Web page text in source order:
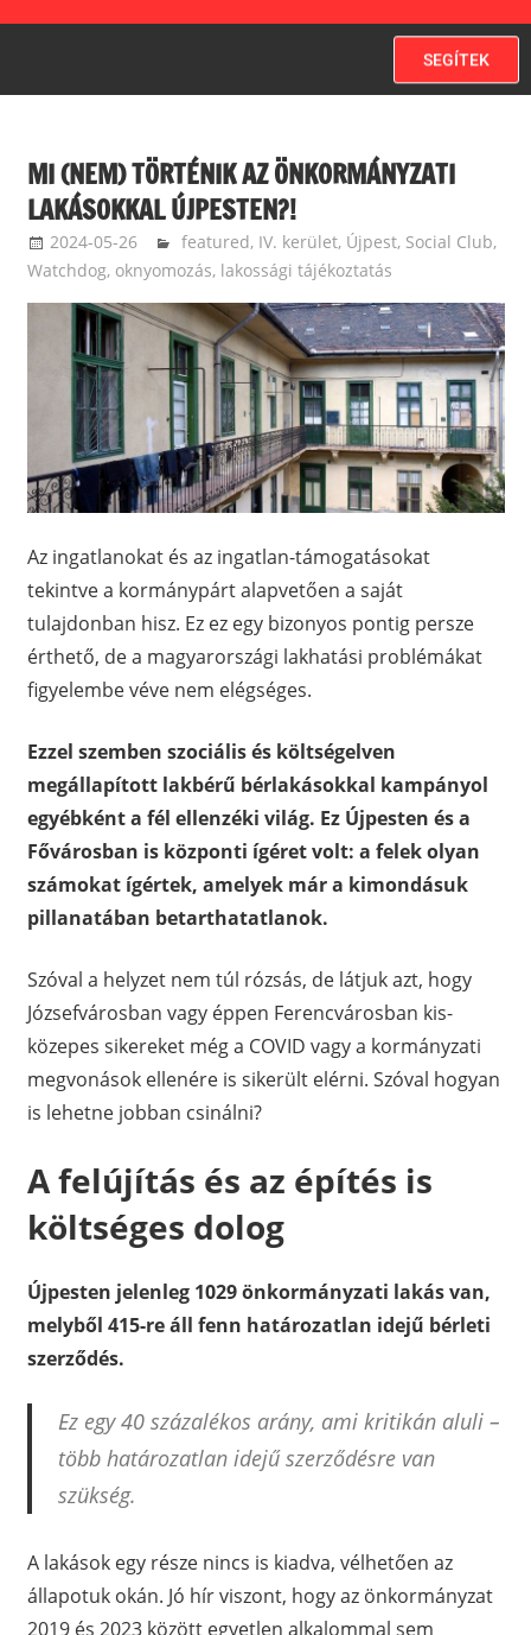
SEGÍTEK
MI (NEM) TÖRTÉNIK AZ ÖNKORMÁNYZATI
LAKÁSOKKAL ÚJPESTEN?!
2024-05-26 ketfarkukutya
featured, IV. kerület, Újpest, Social Club,
Watchdog, oknyomozás, lakossági tájékoztatás
Az ingatlanokat és az ingatlan-támogatásokat
tekintve a kormánypárt alapvetően a saját
tulajdonban hisz. Ez ez egy bizonyos pontig persze
érthető, de a magyarországi lakhatási problémákat
figyelembe véve nem elégséges.
Ezzel szemben szociális és költségelven
megállapított lakbérű bérlakásokkal kampányol
egyébként a fél ellenzéki világ. Ez Újpesten és a
Fővárosban is központi ígéret volt: a felek olyan
számokat ígértek, amelyek már a kimondásuk
pillanatában betarthatatlanok.
Szóval a helyzet nem túl rózsás, de látjuk azt, hogy
Józsefvárosban vagy éppen Ferencvárosban kis-
közepes sikereket még a COVID vagy a kormányzati
megvonások ellenére is sikerült elérni. Szóval hogyan
is lehetne jobban csinálni?
A felújítás és az építés is
költséges dolog
Újpesten jelenleg 1029 önkormányzati lakás van,
melyből 415-re áll fenn határozatlan idejű bérleti
szerződés.
Ez egy 40 százalékos arány, ami kritikán aluli –
több határozatlan idejű szerződésre van
szükség.
A lakások egy része nincs is kiadva, vélhetően az
állapotuk okán. Jó hír viszont, hogy az önkormányzat
2019 és 2023 között egyetlen alkalommal sem